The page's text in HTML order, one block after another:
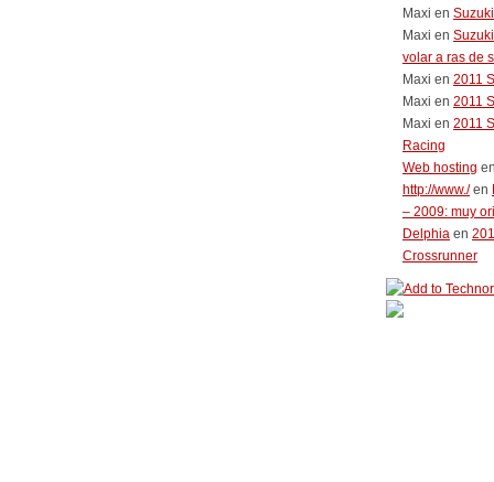
Maxi en
Maxi en
volar a ras de
Maxi en 2011
Maxi en 2011
Maxi en 2011
Racing
Web hosting
http://www./en
– 2009: muy
Delphia en
Crossrunner